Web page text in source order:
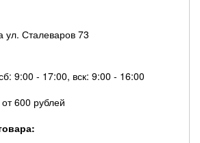
ул. Сталеваров 73
9:00 - 17:00, вск: 9:00 - 16:00
600 рублей